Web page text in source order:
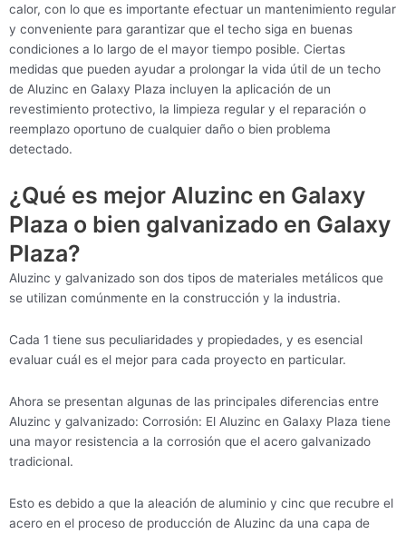
calor, con lo que es importante efectuar un mantenimiento regular
y conveniente para garantizar que el techo siga en buenas
condiciones a lo largo de el mayor tiempo posible. Ciertas
medidas que pueden ayudar a prolongar la vida útil de un techo
de Aluzinc en Galaxy Plaza incluyen la aplicación de un
revestimiento protectivo, la limpieza regular y el reparación o
reemplazo oportuno de cualquier daño o bien problema
detectado.
¿Qué es mejor Aluzinc en Galaxy
Plaza o bien galvanizado en Galaxy
Plaza?
Aluzinc y galvanizado son dos tipos de materiales metálicos que
se utilizan comúnmente en la construcción y la industria.
Cada 1 tiene sus peculiaridades y propiedades, y es esencial
evaluar cuál es el mejor para cada proyecto en particular.
Ahora se presentan algunas de las principales diferencias entre
Aluzinc y galvanizado: Corrosión: El Aluzinc en Galaxy Plaza tiene
una mayor resistencia a la corrosión que el acero galvanizado
tradicional.
Esto es debido a que la aleación de aluminio y cinc que recubre el
acero en el proceso de producción de Aluzinc da una capa de